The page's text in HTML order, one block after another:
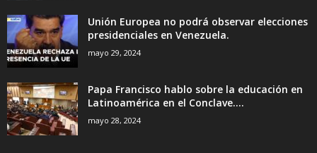
Unión Europea no podrá observar elecciones
presidenciales en Venezuela.
mayo 29, 2024
Papa Francisco hablo sobre la educación en
Latinoamérica en el Conclave....
mayo 28, 2024